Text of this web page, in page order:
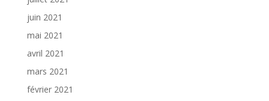
juin 2021
mai 2021
avril 2021
mars 2021
février 2021